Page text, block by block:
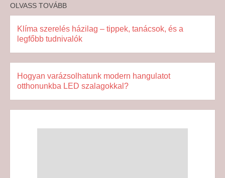
OLVASS TOVÁBB
Klíma szerelés házilag – tippek, tanácsok, és a
legfőbb tudnivalók
Hogyan varázsolhatunk modern hangulatot
otthonunkba LED szalagokkal?